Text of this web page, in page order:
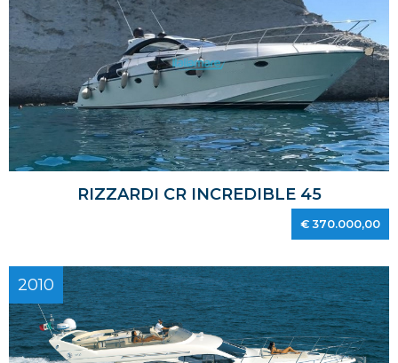
RIZZARDI CR INCREDIBLE 45
€ 370.000,00
2010